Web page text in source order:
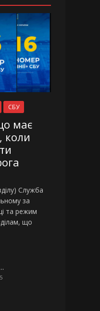
СБУ
має
коли
Служба
за
та режим
що